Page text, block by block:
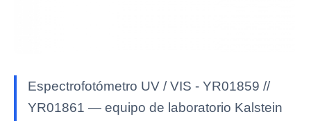
Espectrofotómetro UV / VIS - YR01859 //
YR01861 — equipo de laboratorio Kalstein